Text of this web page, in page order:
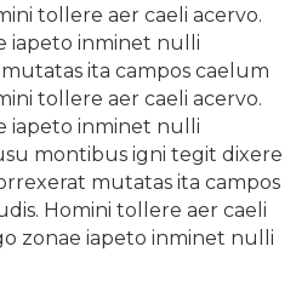
tollere aer caeli acervo.
iapeto inminet nulli
ita campos caelum
tollere aer caeli acervo.
iapeto inminet nulli
montibus igni tegit dixere
mutatas ita campos
Homini tollere aer caeli
zonae iapeto inminet nulli